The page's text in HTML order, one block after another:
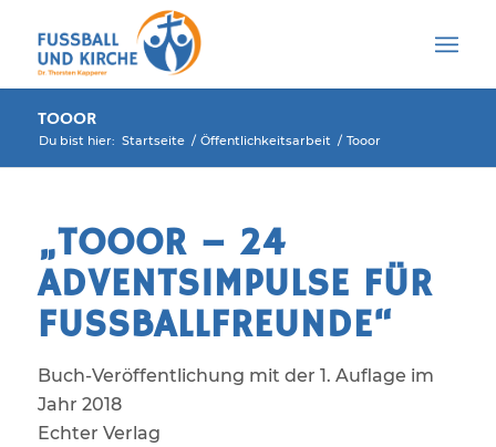
TOOOR
Du bist hier: Startseite / Öffentlichkeitsarbeit / Tooor
„TOOOR – 24
ADVENTSIMPULSE FÜR
FUSSBALLFREUNDE“
Buch-Veröffentlichung mit der 1. Auflage im
Jahr 2018
Echter Verlag